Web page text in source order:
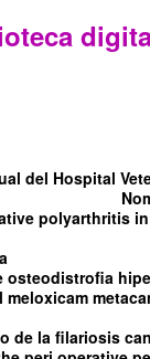
del Hospital
polyarthritis
osteodistrofia
de la filariosis